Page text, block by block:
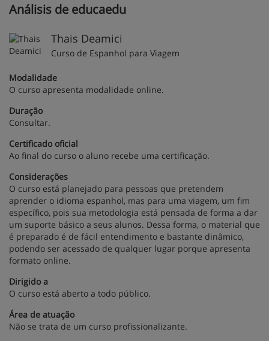
Análisis de educaedu
Thais Deamici
Curso de Espanhol para Viagem
Modalidade
O curso apresenta modalidade online.
Duração
Consultar.
Certificado oficial
Ao final do curso o aluno recebe uma certificação.
Considerações
O curso está planejado para pessoas que pretendem
aprender o idioma espanhol, mas para uma viagem, um fim
específico, pois sua metodologia está pensada de forma a dar
um suporte básico a seus alunos. Dessa forma, o material que
é preparado é de fácil entendimento e bastante dinâmico,
podendo ser acessado de qualquer lugar porque apresenta
formato online.
Dirigido a
O curso está aberto a todo público.
Área de atuação
Não se trata de um curso profissionalizante.